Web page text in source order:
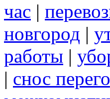
час |
новгород |
работы |
| снос